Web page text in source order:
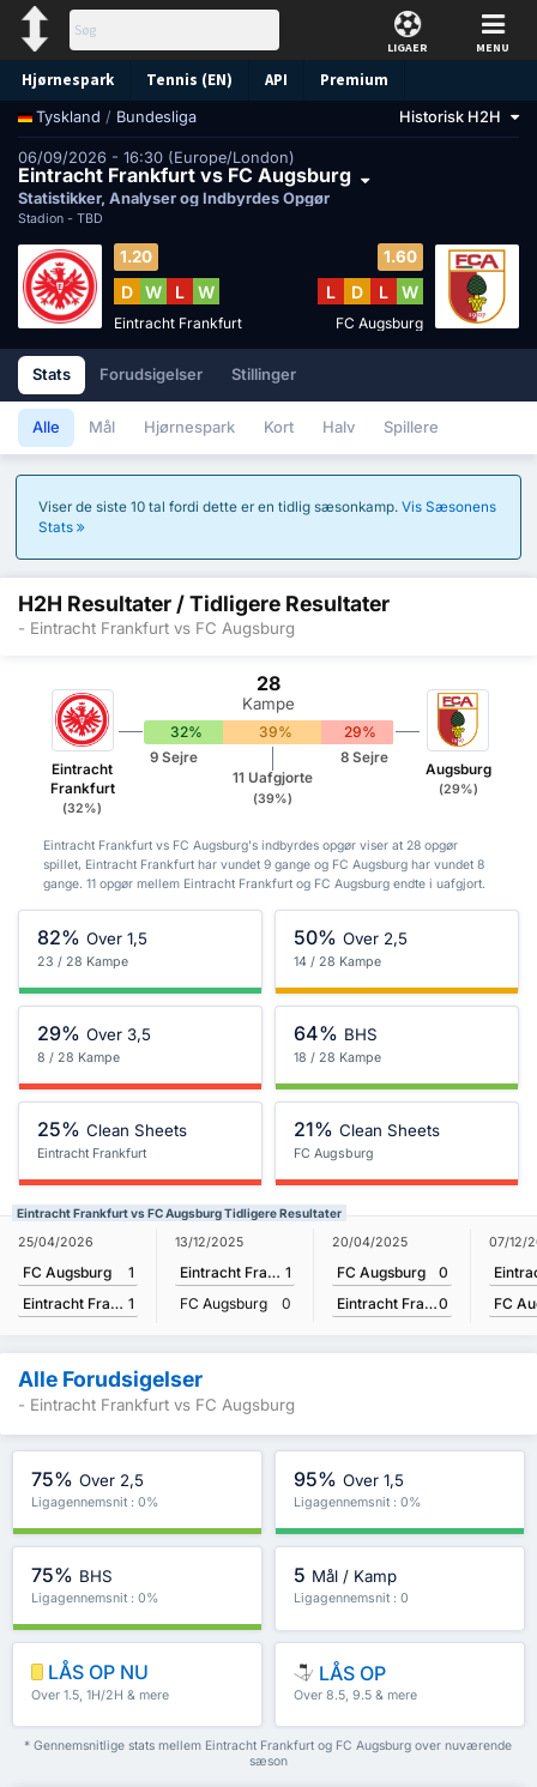
LIGAER MENU
Hjørnespark Tennis (EN) API Premium
Forudsigelse
Tyskland / Bundesliga Historisk H2H
06/09/2026 - 16:30 (Europe/London)
Eintracht Frankfurt vs FC Augsburg
Statistikker, Analyser og Indbyrdes Opgør
Stadion - TBD
1.20
D W L W
Eintracht Frankfurt
1.60
L D L W
FC Augsburg
Stats Forudsigelser Stillinger
Alle Mål Hjørnespark Kort Halv Spillere
Viser de siste 10 tal fordi dette er en tidlig sæsonkamp. Vis Sæsonens
Stats
H2H Resultater / Tidligere Resultater
- Eintracht Frankfurt vs FC Augsburg
Eintracht
Frankfurt
(32%)
28
Kampe
32% 39% 29%
9 Sejre
11 Uafgjorte
(39%)
8 Sejre
Augsburg
(29%)
Eintracht Frankfurt vs FC Augsburg's indbyrdes opgør viser at 28 opgør
spillet, Eintracht Frankfurt har vundet 9 gange og FC Augsburg har vundet 8
gange. 11 opgør mellem Eintracht Frankfurt og FC Augsburg endte i uafgjort.
82% Over 1,5
23 / 28 Kampe
50% Over 2,5
14 / 28 Kampe
29% Over 3,5
8 / 28 Kampe
64% BHS
18 / 28 Kampe
25% Clean Sheets
Eintracht Frankfurt
21% Clean Sheets
FC Augsburg
Eintracht Frankfurt vs FC Augsburg Tidligere Resultater
25/04/2026
FC Augsburg
1
Eintracht Frankfurt 1
13/12/2025
Eintracht Frankfurt 1
FC Augsburg
0
20/04/2025
FC Augsburg
0
Eintracht Frankfurt0
07/12/
FC
Alle Forudsigelser
- Eintracht Frankfurt vs FC Augsburg
75% Over 2,5
Ligagennemsnit : 0%
95% Over 1,5
Ligagennemsnit : 0%
75% BHS
Ligagennemsnit : 0%
5 Mål / Kamp
Ligagennemsnit : 0
LÅS OP NU
Over 1.5, 1H/2H & mere
LÅS OP
Over 8.5, 9.5 & mere
* Gennemsnitlige stats mellem Eintracht Frankfurt og FC Augsburg over nuværende
sæson